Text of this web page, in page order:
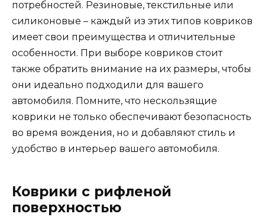
потребностей. Резиновые, текстильные или
силиконовые – каждый из этих типов ковриков
имеет свои преимущества и отличительные
особенности. При выборе ковриков стоит
также обратить внимание на их размеры, чтобы
они идеально подходили для вашего
автомобиля. Помните, что нескользящие
коврики не только обеспечивают безопасность
во время вождения, но и добавляют стиль и
удобство в интерьер вашего автомобиля.
Коврики с рифленой
поверхностью